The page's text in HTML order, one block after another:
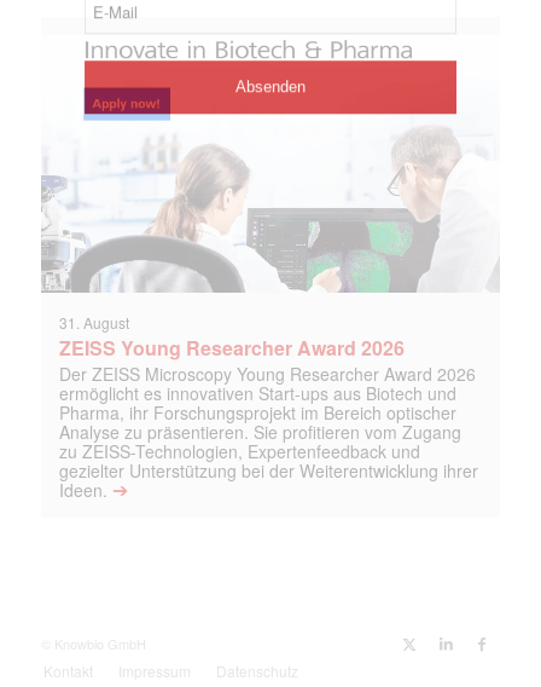
31. August
ZEISS Young Researcher Award 2026
Der ZEISS Microscopy Young Researcher Award 2026
ermöglicht es innovativen Start-ups aus Biotech und
Pharma, ihr Forschungsprojekt im Bereich optischer
Analyse zu präsentieren. Sie profitieren vom Zugang
zu ZEISS-Technologien, Expertenfeedback und
gezielter Unterstützung bei der Weiterentwicklung ihrer
Ideen. ➔
© Knowbio GmbH
Kontakt Impressum Datenschutz